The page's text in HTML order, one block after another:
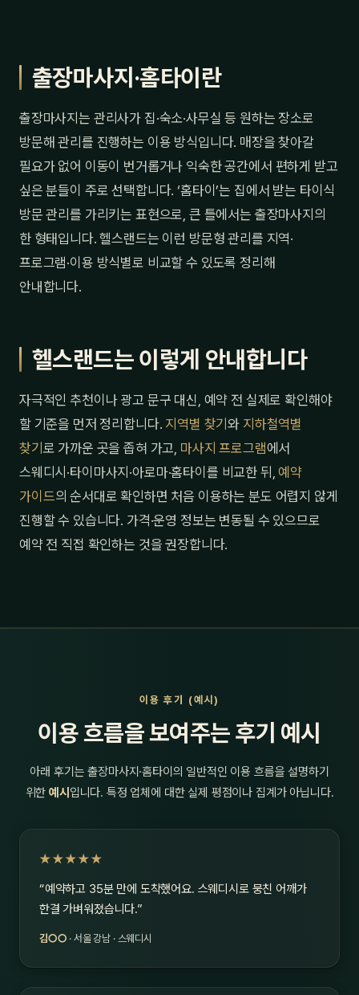
출장마사지·홈타이란
출장마사지는 관리사가 집·숙소·사무실 등 원하는 장소로
방문해 관리를 진행하는 이용 방식입니다. 매장을 찾아갈
필요가 없어 이동이 번거롭거나 익숙한 공간에서 편하게 받고
싶은 분들이 주로 선택합니다. ‘홈타이’는 집에서 받는 타이식
방문 관리를 가리키는 표현으로, 큰 틀에서는 출장마사지의
한 형태입니다. 헬스랜드는 이런 방문형 관리를 지역·
프로그램·이용 방식별로 비교할 수 있도록 정리해
안내합니다.
헬스랜드는 이렇게 안내합니다
자극적인 추천이나 광고 문구 대신, 예약 전 실제로 확인해야
할 기준을 먼저 정리합니다. 지역별 찾기와 지하철역별
찾기 로 가까운 곳을 좁혀 가고, 마사지 프로그램에서
스웨디시·타이마사지·아로마·홈타이를 비교한 뒤, 예약
가이드의 순서대로 확인하면 처음 이용하는 분도 어렵지 않게
진행할 수 있습니다. 가격·운영 정보는 변동될 수 있으므로
예약 전 직접 확인하는 것을 권장합니다.
이용 후기 (예시)
이용 흐름을 보여주는 후기 예시
아래 후기는 출장마사지·홈타이의 일반적인 이용 흐름을 설명하기
위한예시 입니다. 특정 업체에 대한 실제 평점이나 집계가 아닙니다.
★★★★★
“예약하고 35분 만에 도착했어요. 스웨디시로 뭉친 어깨가
한결 가벼워졌습니다.”
김○○ · 서울 강남 · 스웨디시